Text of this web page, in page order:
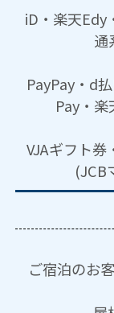
iD・楽天Edy
通
PayPay・d
Pay・
VJAギフト
(JCB
ご宿泊のお